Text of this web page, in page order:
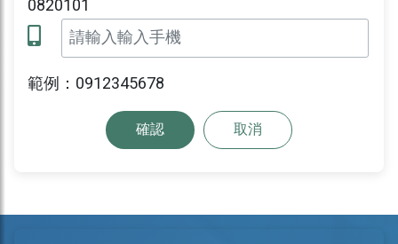
0820101
範例：0912345678
確認 取消